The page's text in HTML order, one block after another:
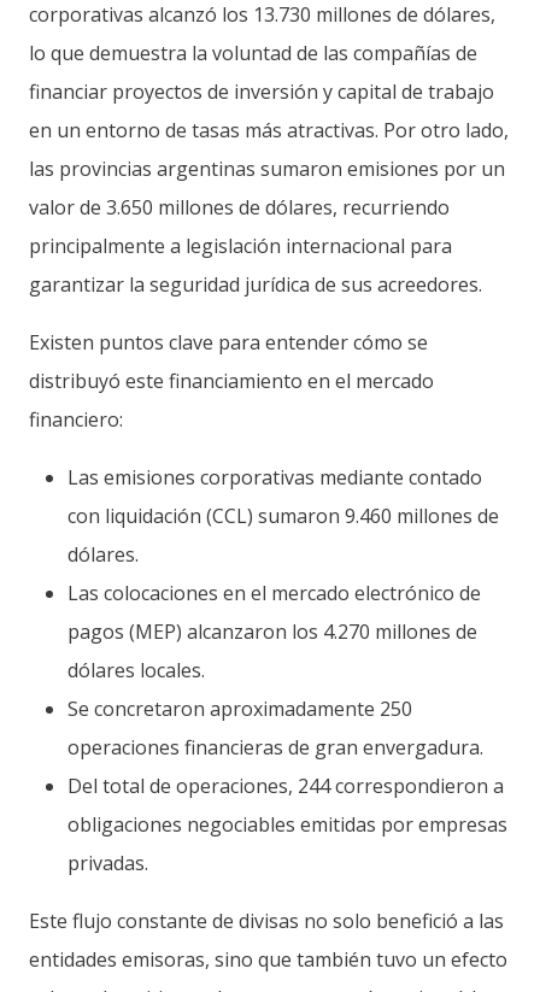
corporativas alcanzó los 13.730 millones de dólares,
lo que demuestra la voluntad de las compañías de
financiar proyectos de inversión y capital de trabajo
en un entorno de tasas más atractivas. Por otro lado,
las provincias argentinas sumaron emisiones por un
valor de 3.650 millones de dólares, recurriendo
principalmente a legislación internacional para
garantizar la seguridad jurídica de sus acreedores.
Existen puntos clave para entender cómo se
distribuyó este financiamiento en el mercado
financiero:
Las emisiones corporativas mediante contado
con liquidación (CCL) sumaron 9.460 millones de
dólares.
Las colocaciones en el mercado electrónico de
pagos (MEP) alcanzaron los 4.270 millones de
dólares locales.
Se concretaron aproximadamente 250
operaciones financieras de gran envergadura.
Del total de operaciones, 244 correspondieron a
obligaciones negociables emitidas por empresas
privadas.
Este flujo constante de divisas no solo benefició a las
entidades emisoras, sino que también tuvo un efecto